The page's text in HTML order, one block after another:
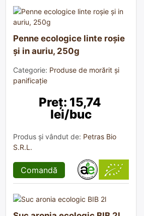
Penne ecologice linte roșie
și in auriu, 250g
Categorie: Produse de morărit și
panificație
Preț: 15,74
lei/buc
Produs și vândut de: Petras Bio
S.R.L.
Comandă